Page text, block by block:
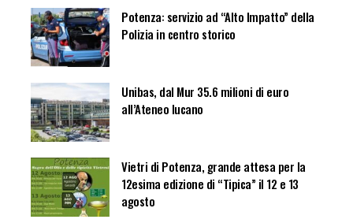
Potenza: servizio ad “Alto Impatto” della
Polizia in centro storico
Unibas, dal Mur 35.6 milioni di euro
all’Ateneo lucano
Vietri di Potenza, grande attesa per la
12esima edizione di “Tipica” il 12 e 13
agosto